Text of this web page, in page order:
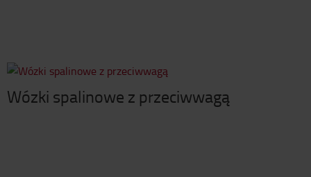
Wózki spalinowe z przeciwwagą